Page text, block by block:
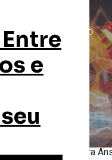
Blog Contato